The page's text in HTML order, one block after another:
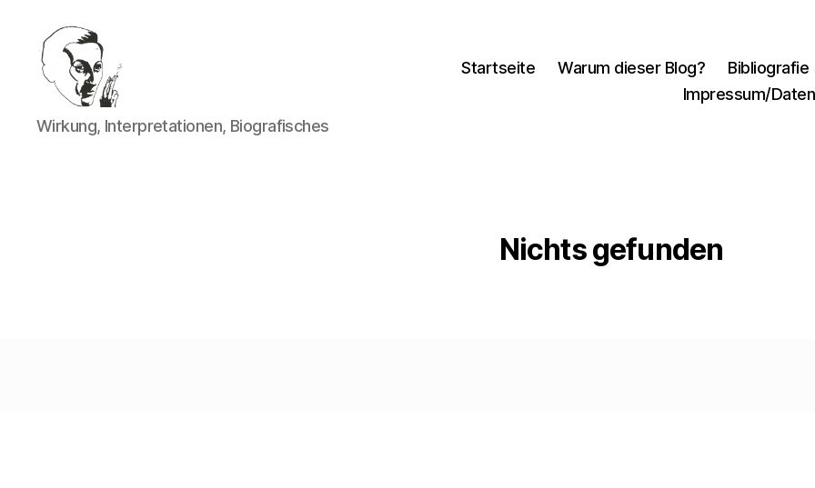
Walter
Mehring
Wirkung, Interpretationen, Biografisches
Startseite Warum dieser Blog? Bibliografie
Impressum/
Nichts gefunden